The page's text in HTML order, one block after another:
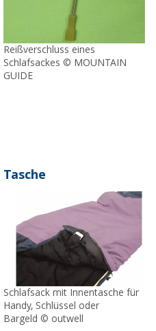
Reißverschluss eines
Schlafsackes © MOUNTAIN
GUIDE
Tasche
Schlafsack mit Innentasche für
Handy, Schlüssel oder
Bargeld © outwell